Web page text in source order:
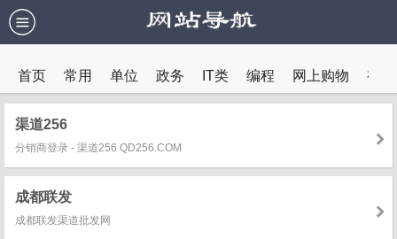
首页 常用 单位 政务 IT类 编程 网上购物 视
渠道256
分销商登录 - 渠道256 QD256.COM
成都联发
成都联发渠道批发网